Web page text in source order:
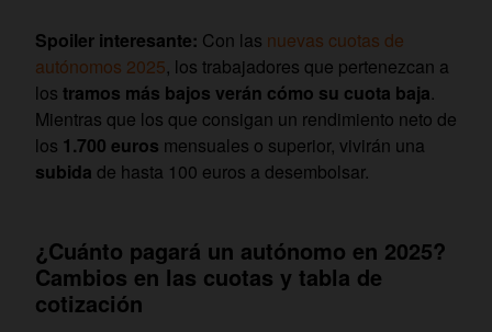
Spoiler interesante: Con las nuevas cuotas de
autónomos 2025, los trabajadores que pertenezcan a
los tramos más bajos verán cómo su cuota baja.
Mientras que los que consigan un rendimiento neto de
los 1.700 euros mensuales o superior, vivirán una
subida de hasta 100 euros a desembolsar.
¿Cuánto pagará un autónomo en 2025?
Cambios en las cuotas y tabla de
cotización